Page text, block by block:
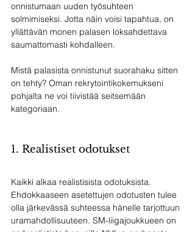
onnistumaan uuden työsuhteen
solmimiseksi. Jotta näin voisi tapahtua, on
yllättävän monen palasen loksahdettava
saumattomasti kohdalleen.
Mistä palasista onnistunut suorahaku sitten
on tehty? Oman rekrytointikokemukseni
pohjalta ne voi tiivistää seitsemään
kategoriaan.
1. Realistiset odotukset
Kaikki alkaa realistisista odotuksista.
Ehdokkaaseen asetettujen odotusten tulee
olla järkevässä suhteessa hänelle tarjottuun
uramahdollisuuteen. SM-liigajoukkueen on